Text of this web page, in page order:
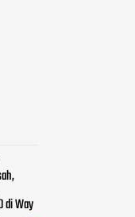
di Way